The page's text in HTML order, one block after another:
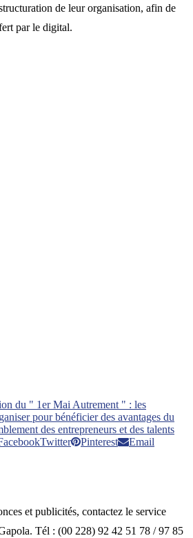
de leur organisation, afin de
par le digital.
du " 1er Mai Autrement " : les
pour bénéficier des avantages du
des entrepreneurs et des talents
Twitter Pinterest Email
et publicités, contactez le service
Tél : (00 228) 92 42 51 78 / 97 85